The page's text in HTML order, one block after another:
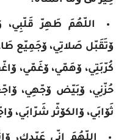
اللّهُمَ طَهِرّ
ۆتَقَبّل صَلاتِي، ۆجَمِيّع
كُرّبَتِي، ۆهَمّي، ۆغَمّي،
حُزّنِي، ۆبَيّض ۆجّهِي،
ثَۆابَي، ۆالكۆثّر